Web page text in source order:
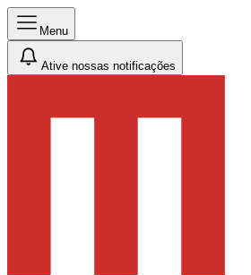
Menu
Ative nossas notificações